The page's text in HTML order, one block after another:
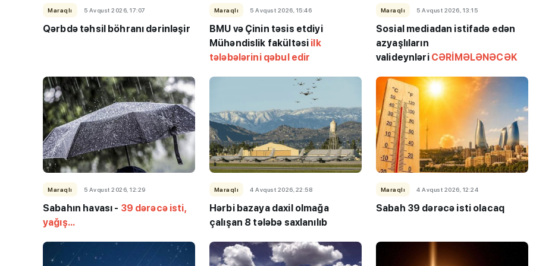
Maraqlı 5 Avqust 2026, 17:07
Qərbdə təhsil böhranı dərinləşir
Maraqlı 5 Avqust 2026, 15:46
BMU və Çinin təsis etdiyi
Mühəndislik fakültəsi ilk
tələbələrini qəbul edir
Maraqlı 5 Avqust 2026, 13:15
Sosial mediadan istifadə edən
azyaşlıların
valideynləri CƏRİMƏLƏNƏCƏK
Maraqlı 5 Avqust 2026, 12:29
Sabahın havası - 39 dərəcə isti,
yağış...
Maraqlı 4 Avqust 2026, 22:58
Hərbi bazaya daxil olmağa
çalışan 8 tələbə saxlanılıb
Maraqlı 4 Avqust 2026, 12:24
Sabah 39 dərəcə isti olacaq
“Həftənin təhsil icmalı”- MİQ,
lisey seçimi, bağçalar və qəbul
imtahanları...
"Həftənin təhsil icmalı": Qəbul
marafonu başa çatdı,
müəllimlərin nəticələri dəyişdi...